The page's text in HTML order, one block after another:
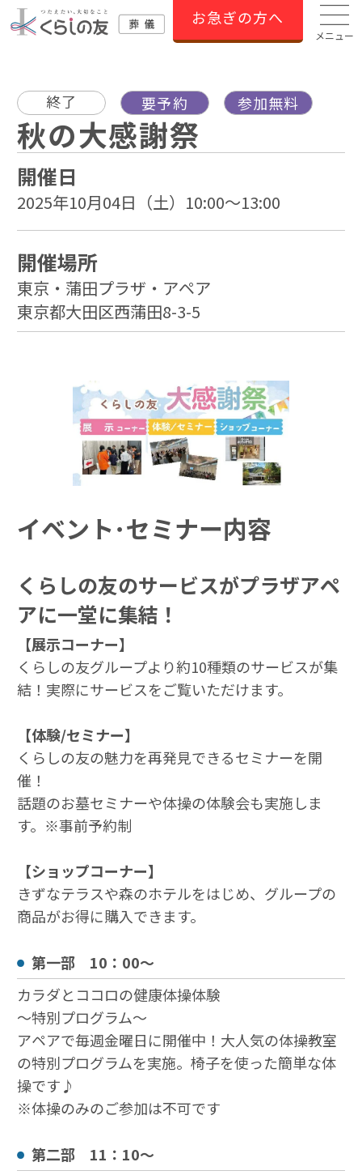
お急ぎの方へ
メニュー
終了 要予約 参加無料
秋の大感謝祭
開催日
2025年10月04日（土）10:00～13:00
開催場所
東京・蒲田プラザ・アペア
東京都大田区西蒲田8-3-5
イベント･セミナー内容
くらしの友のサービスがプラザアペ
アに一堂に集結！
【展示コーナー】
くらしの友グループより約10種類のサービスが集
結！実際にサービスをご覧いただけます。
【体験/セミナー】
くらしの友の魅力を再発見できるセミナーを開
催！
話題のお墓セミナーや体操の体験会も実施しま
す。※事前予約制
【ショップコーナー】
きずなテラスや森のホテルをはじめ、グループの
商品がお得に購入できます。
第一部 10：00～
カラダとココロの健康体操体験
～特別プログラム～
アペアで毎週金曜日に開催中！大人気の体操教室
の特別プログラムを実施。椅子を使った簡単な体
操です♪
※体操のみのご参加は不可です
第二部 11：10～